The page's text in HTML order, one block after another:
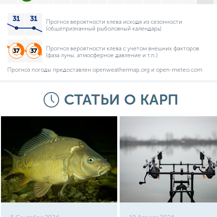
Прогноз вероятности клева исходя из сезонности
(общепризнанный рыболовный календарь)
Прогноз вероятности клева с учетом внешних факторов
(фаза луны, атмосферное давление и т.п.)
Прогноз погоды предоставлен openweathermap.org и open-meteo.com
СТАТЬИ О КАРП